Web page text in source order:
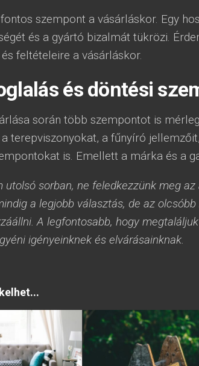
szempont a vásárláskor. Egy
és a gyártó bizalmát tükrözi.
feltételeire a vásárláskor.
és döntési
során több szempontot is
terepviszonyokat, a fűnyíró
is. Emellett a márka és a
utolsó sorban, ne feledkezzünk meg
a legjobb választás, de az
A legfontosabb, hogy
igényeinknek és elvárásainknak.